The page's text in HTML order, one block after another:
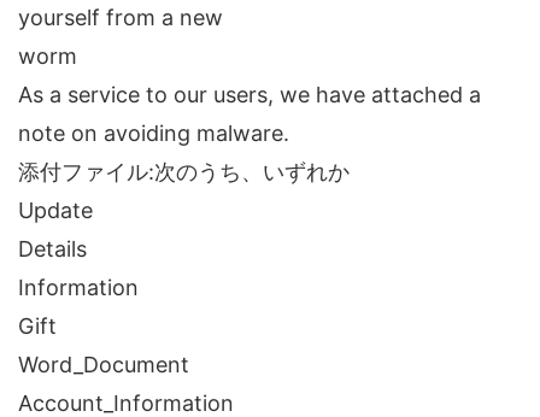
yourself from a new
worm
As a service to our users, we have attached a
note on avoiding malware.
添付ファイル:次のうち、いずれか
Update
Details
Information
Gift
Word_Document
Account_Information